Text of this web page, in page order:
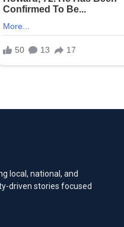
local, national, and
driven stories focused